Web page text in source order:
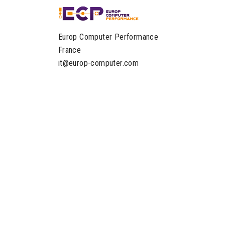
Europ Computer Performance
France
it@europ-computer.com